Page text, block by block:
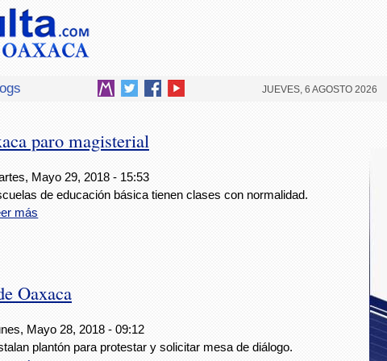
JUEVES, 6 AGOSTO 2026
paro magisterial
Mayo 29, 2018 - 15:53
de educación básica tienen clases con normalidad.
más
Oaxaca
Mayo 28, 2018 - 09:12
plantón para protestar y solicitar mesa de diálogo.